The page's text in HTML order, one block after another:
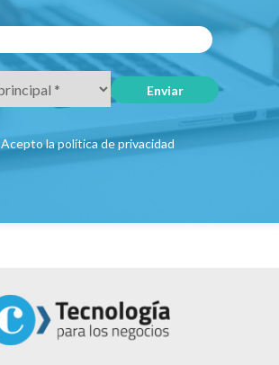
Acepto lapolítica de privacidad